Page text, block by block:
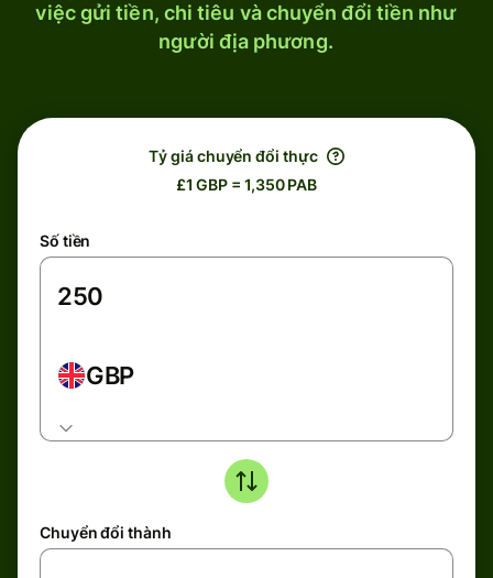
việc gửi tiền, chi tiêu và chuyển đổi tiền như
người địa phương.
Tỷ giá chuyển đổi thực
£1 GBP = 1,350 PAB
Số tiền
GBP
Chuyển đổi thành